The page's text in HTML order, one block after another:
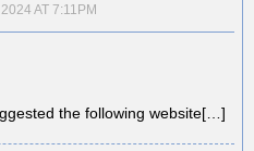
AT 7:11PM
the following website[…]